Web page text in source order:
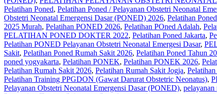
–
Pelatihan
Rumah
Sakit
–
Diklat
Center”
Pelatihan Poned, Pelatihan Poned / Pelayanan Obstetri Neonatal
Obstetri Neonatal Emergensi Dasar (PONED) 2026, Pelatihan
2025 Murah, Pelatihan PONED 2026, Pelatihan POned Adalah,
PELATIHAN PONED DOKTER 2022, Pelatihan Poned Jakarta,
Pelatihan PONED Pelayanan Obstetri Neonatal Emergesi Dasar,
Sakit, Pelatihan Poned Rumah Sakit 2026, Pelatihan Poned Tahun
poned yogyakarta, Pelatihan PONEK, Pelatihan PONEK 2026,
Pelatihan Rumah Sakit 2026, Pelatihan Rumah Sakit Jogja,
Pelatihan Training PPGDON (Gawat Darurat Obstetric Neonatus),
Pelayanan Obstetri Neonatal Emergensi Dasar (PONED), pelayanan